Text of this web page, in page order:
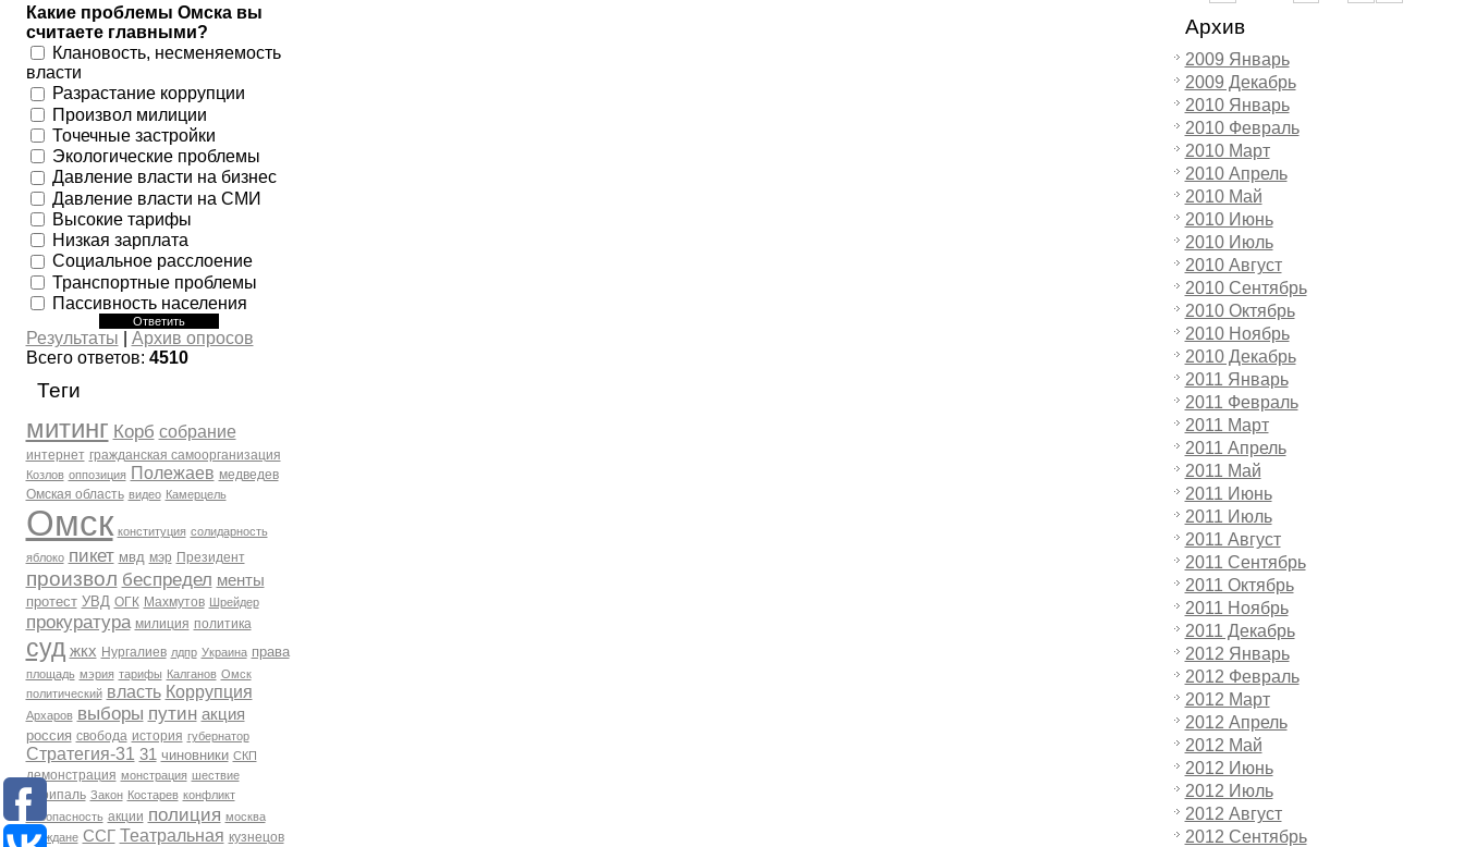
Какие проблемы Омска вы
считаете главными?
Клановость, несменяемость
власти
Разрастание коррупции
Произвол милиции
Точечные застройки
Экологические проблемы
Давление власти на бизнес
Давление власти на СМИ
Высокие тарифы
Низкая зарплата
Социальное расслоение
Транспортные проблемы
Пассивность населения
Результаты
Архив опросов
Всего ответов: 4510
Теги
митинг Корб собрание
интернет гражданская самоорганизация
Козлов оппозиция Полежаев медведев
Омская область видео Камерцель
Омск конституция солидарность
яблоко пикет мвд мэр Президент
произвол беспредел менты
протест УВД ОГК Махмутов Шрейдер
прокуратура милиция политика
суд жкх Нургалиев лдпр Украина права
площадь мэрия тарифы Калганов Омск
политический власть Коррупция
Архаров выборы путин акция
россия свобода история губернатор
Стратегия-31 31 чиновники СКП
демонстрация монстрация шествие
Скрипаль Закон Костарев конфликт
Безопасность акции полиция москва
Граждане ССГ Театральная кузнецов
Архив
2009 Январь
2009 Декабрь
2010 Январь
2010 Февраль
2010 Март
2010 Апрель
2010 Май
2010 Июнь
2010 Июль
2010 Август
2010 Сентябрь
2010 Октябрь
2010 Ноябрь
2010 Декабрь
2011 Январь
2011 Февраль
2011 Март
2011 Апрель
2011 Май
2011 Июнь
2011 Июль
2011 Август
2011 Сентябрь
2011 Октябрь
2011 Ноябрь
2011 Декабрь
2012 Январь
2012 Февраль
2012 Март
2012 Апрель
2012 Май
2012 Июнь
2012 Июль
2012 Август
2012 Сентябрь